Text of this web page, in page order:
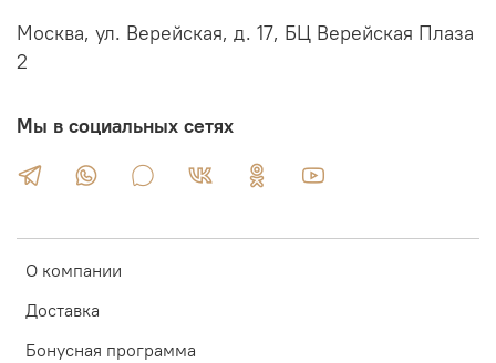
О компании
Доставка
Бонусная программа
Москва, ул. Верейская, д. 17, БЦ Верейская Плаза
2
Мы в социальных сетях